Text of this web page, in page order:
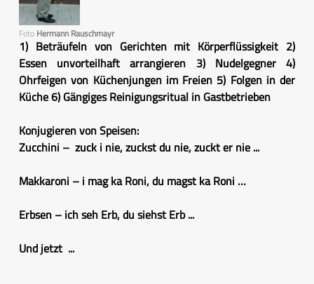
Foto Hermann Rauschmayr
1) Beträufeln von Gerichten mit Körperflüssigkeit 2)
Essen unvorteilhaft arrangieren 3) Nudelgegner 4)
Ohrfeigen von Küchenjungen im Freien 5) Folgen in der
Küche 6) Gängiges Reinigungsritual in Gastbetrieben
Konjugieren von Speisen:
Zucchini – zuck i nie, zuckst du nie, zuckt er nie ...
Makkaroni – i mag ka Roni, du magst ka Roni …
Erbsen – ich seh Erb, du siehst Erb ...
Und jetzt ...